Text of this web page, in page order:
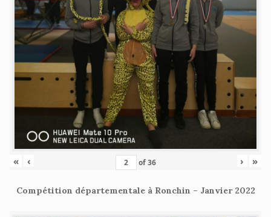
« ‹ of36 › »
Compétition départementale à Ronchin – Janvier 2022